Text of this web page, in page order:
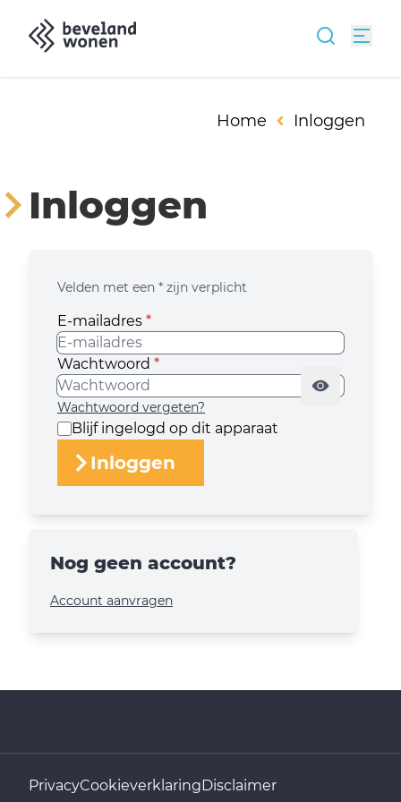
Home Inloggen
Inloggen
Velden met een * zijn verplicht
E-mailadres *
Wachtwoord *
Wachtwoord vergeten?
Blijf ingelogd op dit apparaat
Inloggen
Nog geen account?
Account aanvragen
PrivacyCookieverklaringDisclaimer